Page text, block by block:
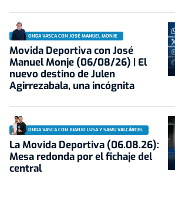
ONDA VASCA CON JOSÉ MANUEL MONJE
Movida Deportiva con José
Manuel Monje (06/08/26) | El
nuevo destino de Julen
Agirrezabala, una incógnita
ONDA VASCA CON JUANJO LUSA Y SAMU VALCÁRCEL
La Movida Deportiva (06.08.26):
Mesa redonda por el fichaje del
central